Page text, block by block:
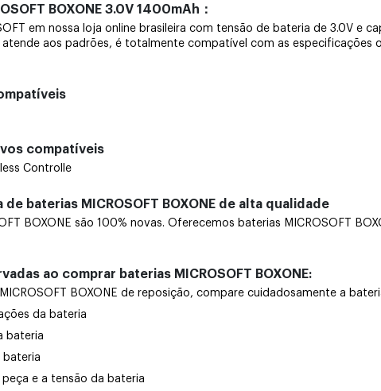
BOXONE 3.0V 1400mAh：
em nossa loja online brasileira com tensão de bateria de 3.0V e
aos padrões, é totalmente compatível com as especificações
compatíveis
Controlle
de baterias MICROSOFT BOXONE de alta qualidade
BOXONE são 100% novas. Oferecemos baterias MICROSOFT
ao comprar baterias MICROSOFT BOXONE:
BOXONE de reposição, compare cuidadosamente a
da bateria
bateria
bateria
e a tensão da bateria